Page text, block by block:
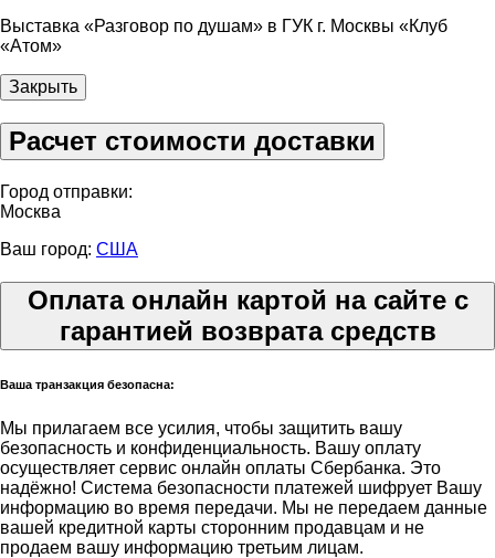
Выставка «Разговор по душам» в ГУК г. Москвы «Клуб
«Атом»
Закрыть
Расчет стоимости доставки
Город отправки:
Москва
Ваш город: США
Оплата онлайн картой на сайте с
гарантией возврата средств
Ваша транзакция безопасна:
Мы прилагаем все усилия, чтобы защитить вашу
безопасность и конфиденциальность. Вашу оплату
осуществляет сервис онлайн оплаты Сбербанка. Это
надёжно! Система безопасности платежей шифрует Вашу
информацию во время передачи. Мы не передаем данные
вашей кредитной карты сторонним продавцам и не
продаем вашу информацию третьим лицам.